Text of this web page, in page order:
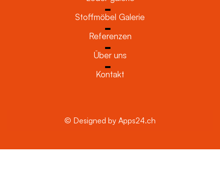
Stoffmöbel Galerie
Referenzen
Über uns
Kontakt
© Designed by Apps24.ch